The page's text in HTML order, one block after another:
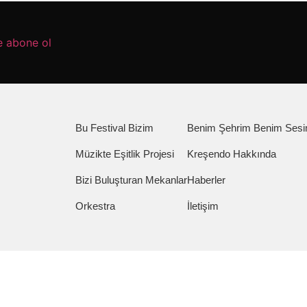
abone ol
Bu Festival Bizim
Müzikte Eşitlik Projesi
Bizi Buluşturan Mekanlar
Orkestra
Benim Şehrim Benim
Kreşendo Hakkında
Haberler
İletişim